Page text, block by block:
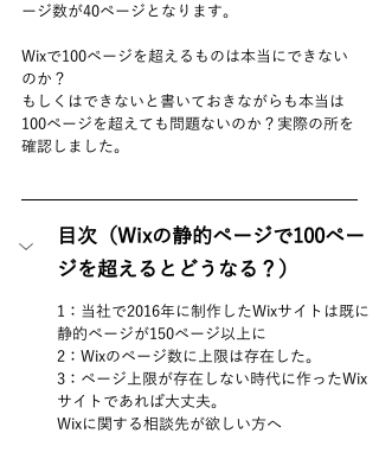
ージ数が40ページとなります。
Wixで100ページを超えるものは本当にできない
のか？
もしくはできないと書いておきながらも本当は
100ページを超えても問題ないのか？実際の所を
確認しました。
目次（Wixの静的ページで100ペー
ジを超えるとどうなる？）
1：当社で2016年に制作したWixサイトは既に
静的ページが150ページ以上に
2：Wixのページ数に上限は存在した。
3：ページ上限が存在しない時代に作ったWix
サイトであれば大丈夫。
Wixに関する相談先が欲しい方へ